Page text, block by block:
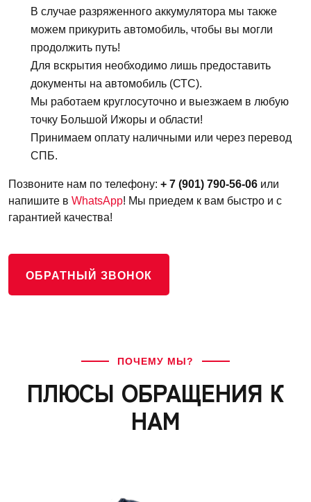
В случае разряженного аккумулятора мы также
можем прикурить автомобиль, чтобы вы могли
продолжить путь!
Для вскрытия необходимо лишь предоставить
документы на автомобиль (СТС).
Мы работаем круглосуточно и выезжаем в любую
точку Большой Ижоры и области!
Принимаем оплату наличными или через перевод
СПБ.
Позвоните нам по телефону: + 7 (901) 790-56-06 или
напишите в WhatsApp! Мы приедем к вам быстро и с
гарантией качества!
ОБРАТНЫЙ ЗВОНОК
ПОЧЕМУ МЫ?
ПЛЮСЫ ОБРАЩЕНИЯ К
НАМ